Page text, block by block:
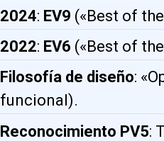
2024: EV9 («Best of
2022: EV6 («Best of
Filosofía de diseño:
funcional).
Reconocimiento PV5: